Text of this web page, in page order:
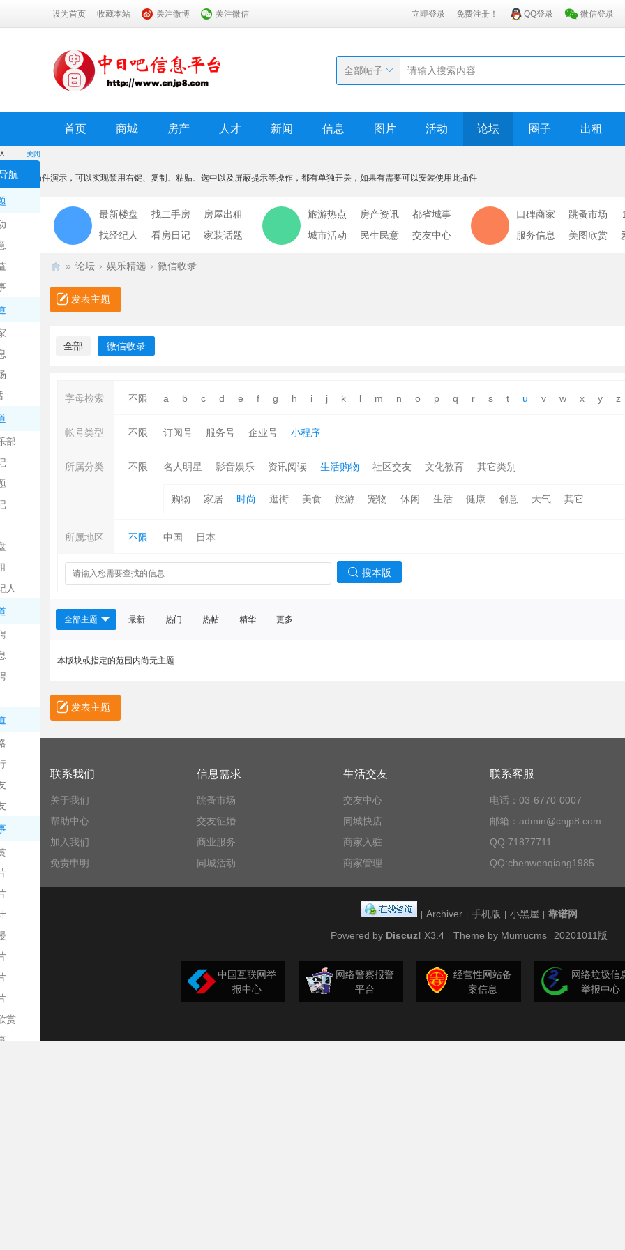
设为首页 收藏本站 关注微博 关注微信 立即登录 免费注册！ QQ登录 微信登录
全部帖子
首页 商城 房产 人才 新闻 信息 图片 活动 论坛 圈子 出租
关闭
航
部
人
赏
x
本功能为插件演示，可以实现禁用右键、复制、粘贴、选中以及屏蔽提示等操作，都有单独开关，如果有需要可以安装使用此插件
我知道了
最新楼盘 找二手房
房屋出租
找经纪人
看房日记 家装话题
旅游热点 房产资讯
都省城事
城市活动
民生民意 交友中心
口碑商家 跳蚤市场
服务信息
美图欣赏
» 论坛 › 娱乐精选 › 微信收录
发表主题
全部 微信收录
字母检索 不限 a b c d e f g h i j k l m n o p q r s t u v w x y z
帐号类型 不限 订阅号 服务号 企业号 小程序
所属分类 不限 名人明星 影音娱乐 资讯阅读 生活购物 社区交友 文化教育 其它类别
购物 家居 时尚 逛街 美食 旅游 宠物 休闲 生活 健康 创意 天气 其它
所属地区 不限 中国 日本
搜本版
全部主题 最新 热门 热帖 精华 更多
本版块或指定的范围内尚无主题
发表主题
联系我们
关于我们
帮助中心
加入我们
免责申明
信息需求
跳蚤市场
交友征婚
商业服务
同城活动
生活交友
交友中心
同城快店
商家入驻
商家管理
联系客服
电话：03-6770-0007
邮箱：admin@cnjp8.com
QQ:71877711
QQ:chenwenqiang1985
Archiver 手机版 小黑屋
靠谱网
Powered by Discuz! X3.4 Theme by Mumucms 20201011版
中国互联网举
报中心
网络警察报警
平台
经营性网站备
案信息
网络垃圾信
举报中心